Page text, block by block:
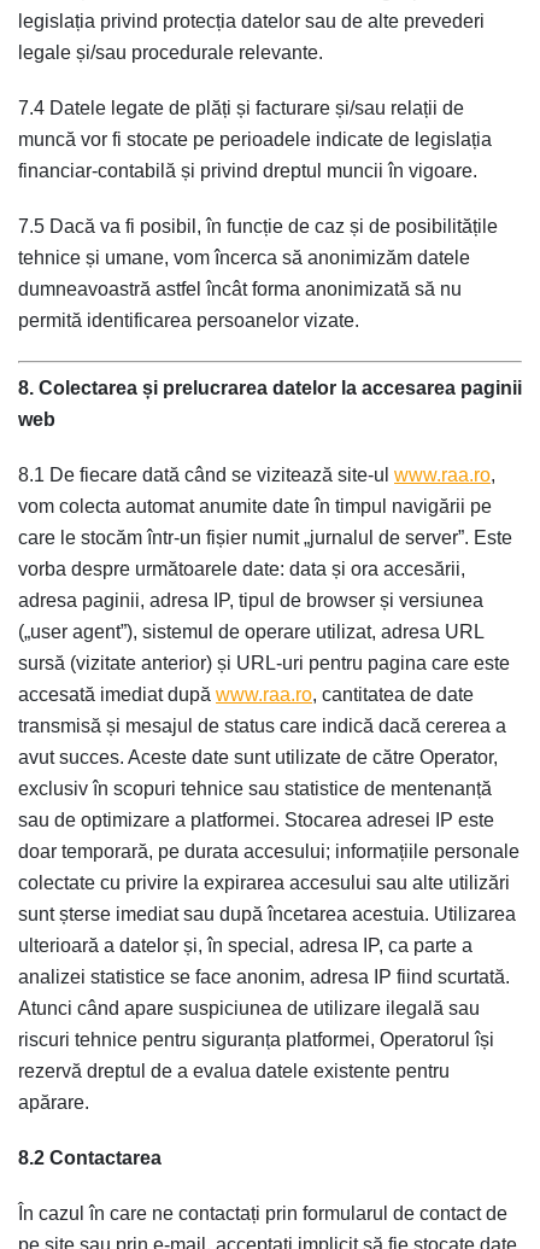
legislația privind protecția datelor sau de alte prevederi
legale și/sau procedurale relevante.
7.4 Datele legate de plăți și facturare și/sau relații de
muncă vor fi stocate pe perioadele indicate de legislația
financiar-contabilă și privind dreptul muncii în vigoare.
7.5 Dacă va fi posibil, în funcție de caz și de posibilitățile
tehnice și umane, vom încerca să anonimizăm datele
dumneavoastră astfel încât forma anonimizată să nu
permită identificarea persoanelor vizate.
8. Colectarea și prelucrarea datelor la accesarea paginii
web
8.1 De fiecare dată când se vizitează site-ul www.raa.ro,
vom colecta automat anumite date în timpul navigării pe
care le stocăm într-un fișier numit „jurnalul de server”. Este
vorba despre următoarele date: data și ora accesării,
adresa paginii, adresa IP, tipul de browser și versiunea
(„user agent”), sistemul de operare utilizat, adresa URL
sursă (vizitate anterior) și URL-uri pentru pagina care este
accesată imediat după www.raa.ro, cantitatea de date
transmisă și mesajul de status care indică dacă cererea a
avut succes. Aceste date sunt utilizate de către Operator,
exclusiv în scopuri tehnice sau statistice de mentenanță
sau de optimizare a platformei. Stocarea adresei IP este
doar temporară, pe durata accesului; informațiile personale
colectate cu privire la expirarea accesului sau alte utilizări
sunt șterse imediat sau după încetarea acestuia. Utilizarea
ulterioară a datelor și, în special, adresa IP, ca parte a
analizei statistice se face anonim, adresa IP fiind scurtată.
Atunci când apare suspiciunea de utilizare ilegală sau
riscuri tehnice pentru siguranța platformei, Operatorul își
rezervă dreptul de a evalua datele existente pentru
apărare.
8.2 Contactarea
În cazul în care ne contactați prin formularul de contact de
pe site sau prin e-mail, acceptați implicit să fie stocate date